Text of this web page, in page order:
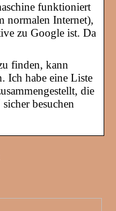
funktioniert
normalen Internet),
zu Google ist. Da
finden, kann
Ich habe eine Liste
die
besuchen